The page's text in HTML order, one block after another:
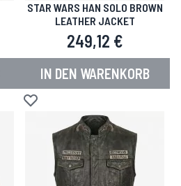
STAR WARS HAN SOLO BROWN
LEATHER JACKET
249,12 €
IN DEN WARENKORB
Zur Wunschliste hinzufügen